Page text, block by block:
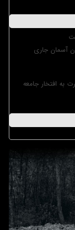
آسمان جاری
به افتخار جامعه